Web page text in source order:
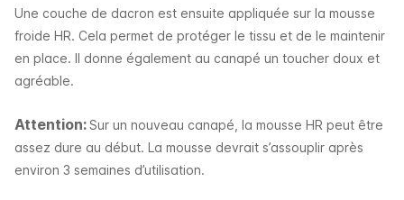
Une couche de dacron est ensuite appliquée sur la mousse
froide HR. Cela permet de protéger le tissu et de le maintenir
en place. Il donne également au canapé un toucher doux et
agréable.
Attention:Sur un nouveau canapé, la mousse HR peut être
assez dure au début. La mousse devrait s’assouplir après
environ 3 semaines d’utilisation.